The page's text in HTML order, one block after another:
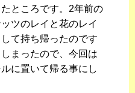
ところです。2年前の
ツのレイと花のレイ
て持ち帰ったのです
まったので、今回は
に置いて帰る事にし